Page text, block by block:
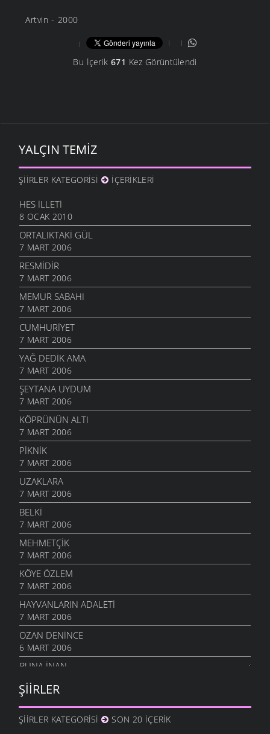
Artvin - 2000
Bu İçerik 671 Kez Görüntülendi
YALÇIN TEMIZ
ŞIIRLER KATEGORISI İÇERIKLERI
HES İLLETI
8 OCAK 2010
ORTALIKTAKI GÜL
7 MART 2006
RESMIDIR
7 MART 2006
MEMUR SABAHI
7 MART 2006
CUMHURIYET
7 MART 2006
YAĞ DEDIK AMA
7 MART 2006
ŞEYTANA UYDUM
7 MART 2006
KÖPRÜNÜN ALTI
7 MART 2006
PIKNIK
7 MART 2006
UZAKLARA
7 MART 2006
BELKI
7 MART 2006
MEHMETÇIK
7 MART 2006
KÖYE ÖZLEM
7 MART 2006
HAYVANLARIN ADALETI
7 MART 2006
OZAN DENINCE
6 MART 2006
BUNA İNAN
NASIL OLUR
6 MART 2006
İHTIYAR İNSAN
ŞIIRLER
ŞIIRLER KATEGORISI SON 20 İÇERIK